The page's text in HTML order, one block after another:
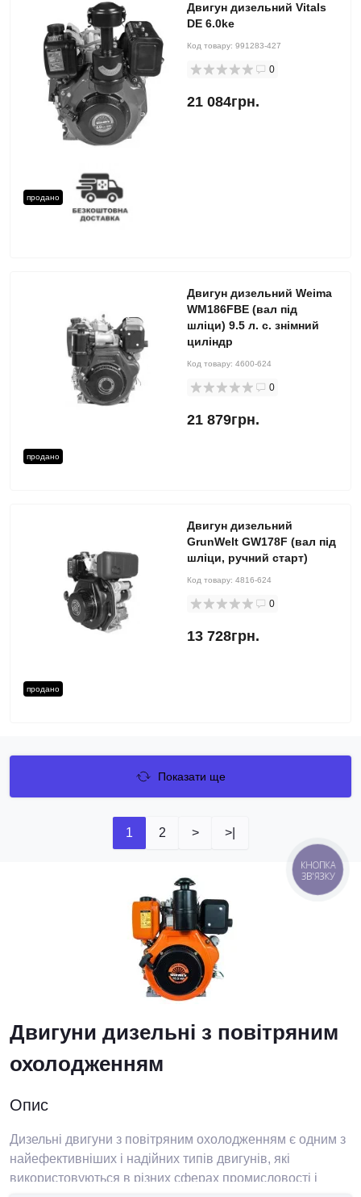
продано
Двигун дизельний Vitals
DE 6.0ke
Код товару: 991283-427
0
21 084грн.
продано
Двигун дизельний Weima
WM186FBE (вал під
шліци) 9.5 л. с. знімний
циліндр
Код товару: 4600-624
0
21 879грн.
продано
Двигун дизельний
GrunWelt GW178F (вал під
шліци, ручний старт)
Код товару: 4816-624
0
13 728грн.
Показати ще
1 2 > >|
Двигуни дизельні з повітряним
охолодженням
Опис
Дизельні двигуни з повітряним охолодженням є одним з
найефективніших і надійних типів двигунів, які
використовуються в різних сферах промисловості і
КНОПКА
ЗВ'ЯЗКУ